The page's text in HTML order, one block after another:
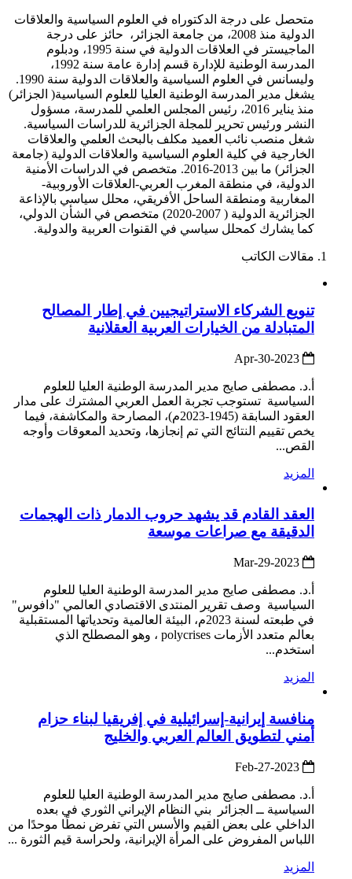
متحصل على درجة الدكتوراه في العلوم السياسية والعلاقات
الدولية منذ 2008، من جامعة الجزائر، حائز على درجة
الماجيستر في العلاقات الدولية في سنة 1995، ودبلوم
المدرسة الوطنية للإدارة قسم إدارة عامة سنة 1992،
وليسانس في العلوم السياسية والعلاقات الدولية سنة 1990.
يشغل مدير المدرسة الوطنية العليا للعلوم السياسية( الجزائر)
منذ يناير 2016، رئيس المجلس العلمي للمدرسة، مسؤول
النشر ورئيس تحرير للمجلة الجزائرية للدراسات السياسية.
شغل منصب نائب العميد مكلف بالبحث العلمي والعلاقات
الخارجية في كلية العلوم السياسية والعلاقات الدولية (جامعة
الجزائر) ما بين 2013-2016. متخصص في الدراسات الأمنية
الدولية، في منطقة المغرب العربي-العلاقات الأوروبية-
المغاربية ومنطقة الساحل الأفريقي، محلل سياسي بالإذاعة
الجزائرية الدولية ( 2007-2020) متخصص في الشأن الدولي،
كما يشارك كمحلل سياسي في القنوات العربية والدولية.
مقالات الكاتب
تنويع الشركاء الاستراتيجيين في إطار المصالح
المتبادلة من الخيارات العربية العقلانية
أ.د. مصطفى صايج مدير المدرسة الوطنية العليا للعلوم
السياسية تستوجب تجربة العمل العربي المشترك على مدار
العقود السابقة (1945-2023م)، المصارحة والمكاشفة، فيما
يخص تقييم النتائج التي تم إنجازها، وتحديد المعوقات وأوجه
القص...
المزيد
العقد القادم قد يشهد حروب الدمار ذات الهجمات
الدقيقة مع صراعات موسعة
أ.د. مصطفى صايج مدير المدرسة الوطنية العليا للعلوم
السياسية وصف تقرير المنتدى الاقتصادي العالمي "دافوس"
في طبعته لسنة 2023م، البيئة العالمية وتحدياتها المستقبلية
بعالم متعدد الأزمات polycrises ، وهو المصطلح الذي
استخدم...
المزيد
منافسة إيرانية-إسرائيلية في إفريقيا لبناء حزام
أمني لتطويق العالم العربي والخليج
أ.د. مصطفى صايج مدير المدرسة الوطنية العليا للعلوم
السياسية ــ الجزائر بني النظام الإيراني الثوري في بعده
الداخلي على بعض القيم والأسس التي تفرض نمطًا موحدًا من
اللباس المفروض على المرأة الإيرانية، ولحراسة قيم الثورة ...
المزيد